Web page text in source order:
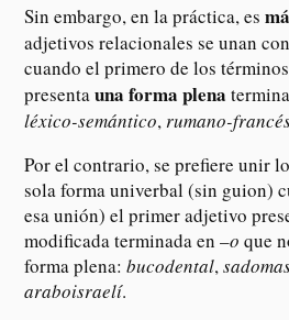
Sin embargo, en la práctica, es
adjetivos relacionales se unan
cuando el primero de los
presentauna forma plena
léxico-semántico,rumano-
Por el contrario, se prefiere unir
sola forma univerbal (sin guion)
esa unión) el primer adjetivo
modificada terminada en –o que
forma plena:bucodental,
araboisraelí.